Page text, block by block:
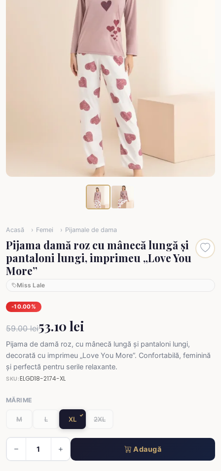
Acasă Femei Pijamale de dama
Pijama damă roz cu mânecă lungă și
pantaloni lungi, imprimeu „Love You
More”
Miss Lale
-10.00%
59.00 lei53.10 lei
Pijama de damă roz, cu mânecă lungă și pantaloni lungi,
decorată cu imprimeu „Love You More”. Confortabilă, feminină
și perfectă pentru serile relaxante.
SKU:ELGD18-2174-XL
MĂRIME
M L XL 2XL
Adaugă